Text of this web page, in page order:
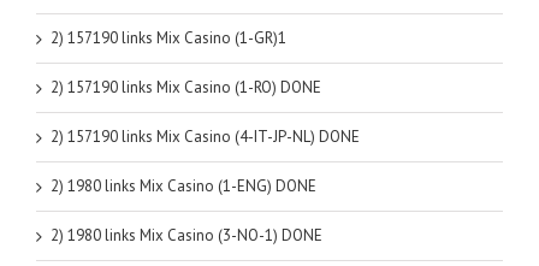
2) 157190 links Mix Casino (1-GR)1
2) 157190 links Mix Casino (1-RO) DONE
2) 157190 links Mix Casino (4-IT-JP-NL) DONE
2) 1980 links Mix Casino (1-ENG) DONE
2) 1980 links Mix Casino (3-NO-1) DONE